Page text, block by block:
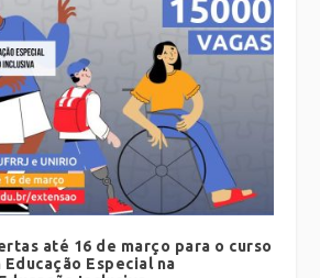
até 16 de março para o curso
Especial na